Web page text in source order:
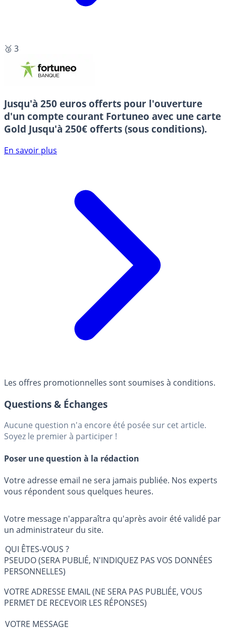
🥉 3
Jusqu'à 250 euros offerts pour l'ouverture
d'un compte courant Fortuneo avec une carte
Gold Jusqu'à 250€ offerts (sous conditions).
En savoir plus
Les offres promotionnelles sont soumises à conditions.
Questions & Échanges
Aucune question n'a encore été posée sur cet article.
Soyez le premier à participer !
Poser une question à la rédaction
Votre adresse email ne sera jamais publiée. Nos experts
vous répondent sous quelques heures.
Votre message n'apparaîtra qu'après avoir été validé par
un administrateur du site.
QUI ÊTES-VOUS ?
PSEUDO (SERA PUBLIÉ, N'INDIQUEZ PAS VOS DONNÉES
PERSONNELLES)
VOTRE ADRESSE EMAIL (NE SERA PAS PUBLIÉE, VOUS
PERMET DE RECEVOIR LES RÉPONSES)
VOTRE MESSAGE